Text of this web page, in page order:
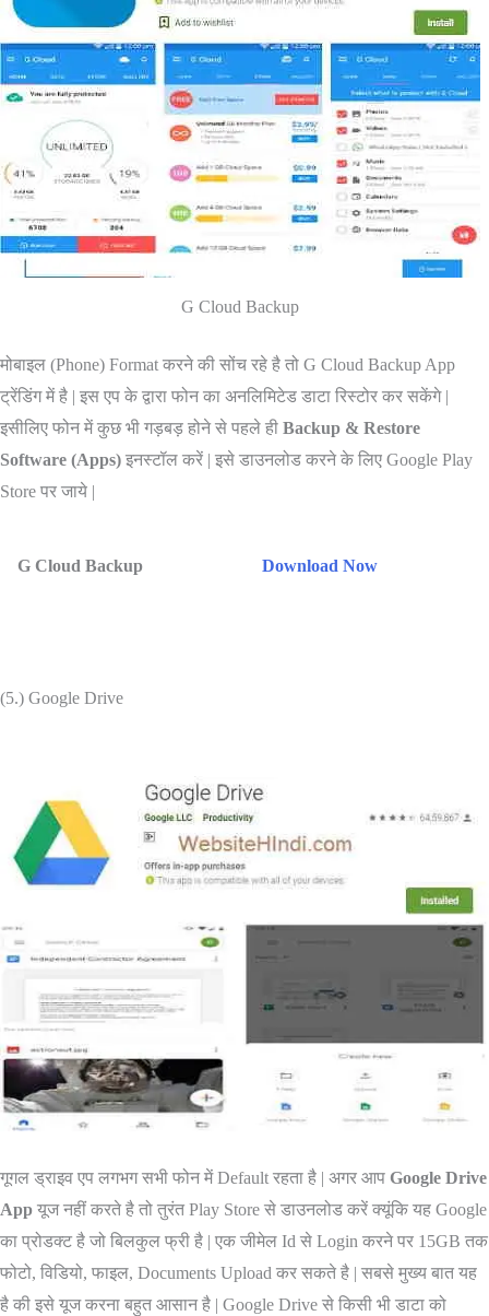
G Cloud Backup
मोबाइल (Phone) Format करने की सोंच रहे है तो G Cloud Backup App
ट्रेंडिंग में है | इस एप के द्वारा फोन का अनलिमिटेड डाटा रिस्टोर कर सकेंगे |
इसीलिए फोन में कुछ भी गड़बड़ होने से पहले ही Backup & Restore
Software (Apps) इनस्टॉल करें | इसे डाउनलोड करने के लिए Google Play
Store पर जाये |
G Cloud Backup Download Now
(5.) Google Drive
गूगल ड्राइव एप लगभग सभी फोन में Default रहता है | अगर आप Google Drive
App यूज नहीं करते है तो तुरंत Play Store से डाउनलोड करें क्यूंकि यह Google
का प्रोडक्ट है जो बिलकुल फ्री है | एक जीमेल Id से Login करने पर 15GB तक
फोटो, विडियो, फाइल, Documents Upload कर सकते है | सबसे मुख्य बात यह
है की इसे यूज करना बहुत आसान है | Google Drive से किसी भी डाटा को